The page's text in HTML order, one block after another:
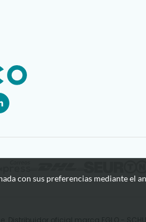
con sus preferencias mediante el